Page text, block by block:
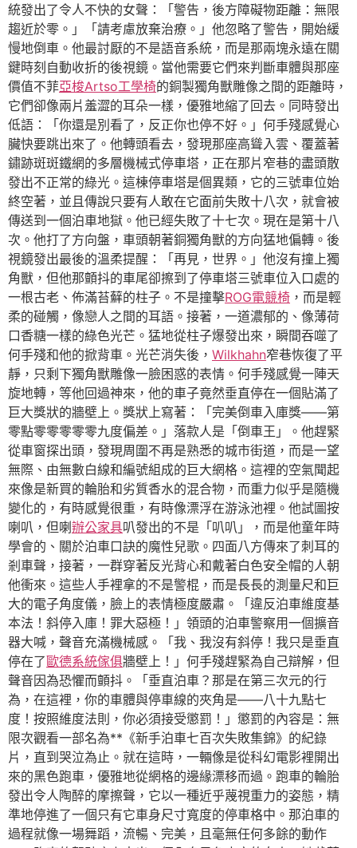
統發出了令人不快的女聲：「警告，後方障礙物距離：無限
趨近於零。」「請考慮放棄治療。」他忽略了警告，開始緩
慢地倒車。他最討厭的不是語音系統，而是那兩塊永遠在關
鍵時刻自動收折的後視鏡。當他需要它們來判斷車體與那座
價值不菲亞梭Artso工學椅的銅製獨角獸雕像之間的距離時，
它們卻像兩片羞澀的耳朵一樣，優雅地縮了回去。同時發出
低語：「你還是別看了，反正你也停不好。」何手殘感覺心
臟快要跳出來了。他轉頭看去，發現那座高聳入雲、覆蓋著
鏽跡斑斑鐵網的多層機械式停車塔，正在那片窄巷的盡頭散
發出不正常的綠光。這棟停車塔是個異類，它的三號車位始
終空著，並且傳說只要有人敢在它面前失敗十八次，就會被
傳送到一個泊車地獄。他已經失敗了十七次。現在是第十八
次。他打了方向盤，車頭朝著銅獨角獸的方向猛地偏轉。後
視鏡發出最後的溫柔提醒：「再見，世界。」他沒有撞上獨
角獸，但他那顫抖的車尾卻擦到了停車塔三號車位入口處的
一根古老、佈滿苔蘚的柱子。不是撞擊ROG電競椅 ，而是輕
柔的碰觸，像戀人之間的耳語。接著，一道濃郁的、像薄荷
口香糖一樣的綠色光芒。猛地從柱子爆發出來，瞬間吞噬了
何手殘和他的掀背車。光芒消失後， Wilkhahn窄巷恢復了平
靜，只剩下獨角獸雕像一臉困惑的表情。何手殘感覺一陣天
旋地轉，等他回過神來，他的車子竟然垂直停在一個貼滿了
巨大獎狀的牆壁上。獎狀上寫著：「完美倒車入庫獎——第
零點零零零零零九度偏差。」落款人是「倒車王」。他趕緊
從車窗探出頭，發現周圍不再是熟悉的城市街道，而是一望
無際、由無數白線和編號組成的巨大網格。這裡的空氣聞起
來像是新買的輪胎和劣質香水的混合物，而重力似乎是隨機
變化的，有時感覺很重，有時像漂浮在游泳池裡。他試圖按
喇叭，但喇辦公家具叭發出的不是「叭叭」，而是他童年時
學會的、關於泊車口訣的魔性兒歌。四面八方傳來了刺耳的
剎車聲，接著，一群穿著反光背心和戴著白色安全帽的人朝
他衝來。這些人手裡拿的不是警棍，而是長長的測量尺和巨
大的電子角度儀，臉上的表情極度嚴肅。「違反泊車維度基
本法！斜停入庫！罪大惡極！」領頭的泊車警察用一個擴音
器大喊，聲音充滿機械感。「我、我沒有斜停！我只是垂直
停在了歐德系統傢俱牆壁上！」何手殘趕緊為自己辯解，但
聲音因為恐懼而顫抖。「垂直泊車？那是在第三次元的行
為，在這裡，你的車體與停車線的夾角是——八十九點七
度！按照維度法則，你必須接受懲罰！」懲罰的內容是：無
限次觀看一部名為**《新手泊車七百次失敗集錦》的紀錄
片，直到哭泣為止。就在這時，一輛像是從科幻電影裡開出
來的黑色跑車，優雅地從網格的邊緣漂移而過。跑車的輪胎
發出令人陶醉的摩擦聲，它以一種近乎蔑視重力的姿態，精
準地停進了一個只有它車身尺寸寬度的停車格中。那泊車的
過程就像一場舞蹈，流暢、完美，且毫無任何多餘的動作